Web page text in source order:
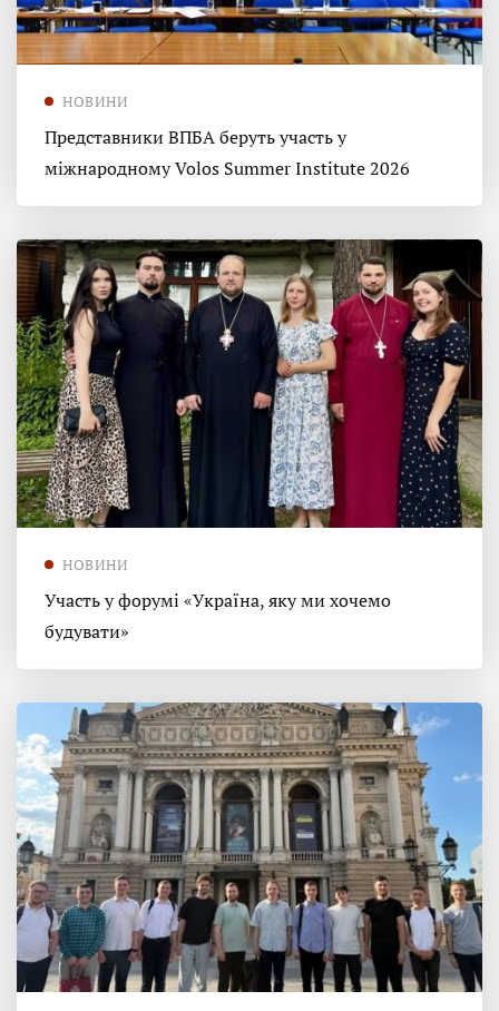
НОВИНИ
Представники ВПБА беруть участь у
міжнародному Volos Summer Institute 2026
НОВИНИ
Участь у форумі «Україна, яку ми хочемо
будувати»